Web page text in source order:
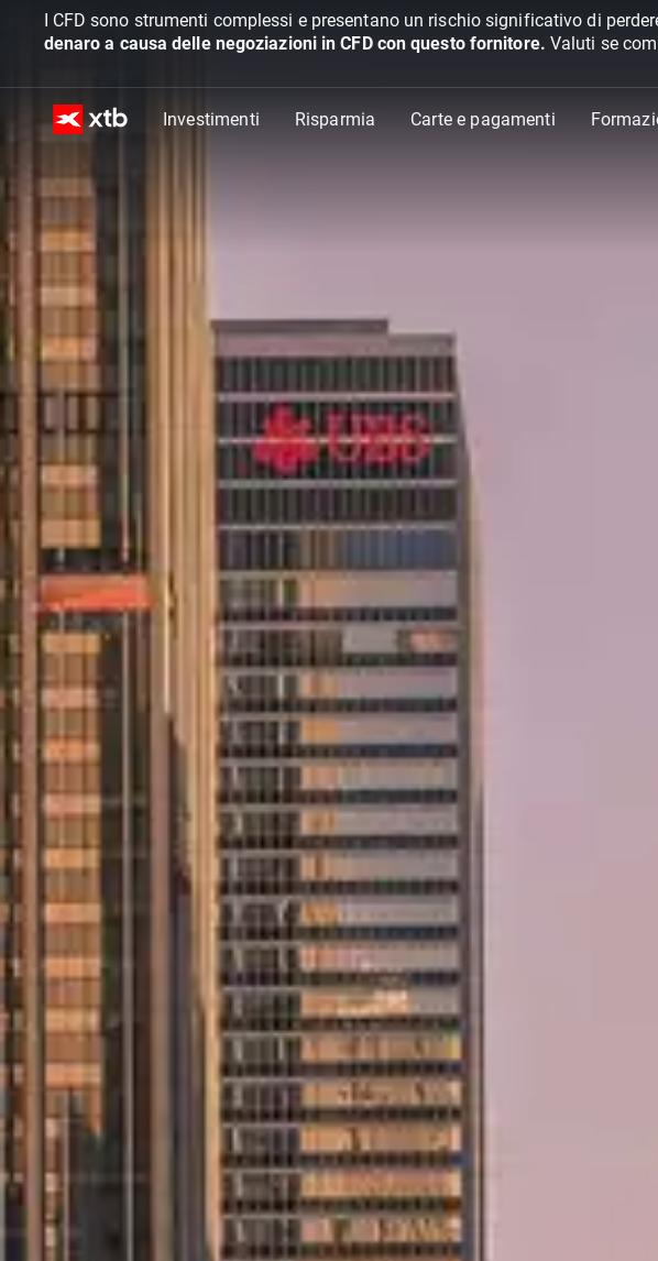
I CFD sono strumenti complessi e presentano un rischio significativo di
denaro a causa delle negoziazioni in CFD con questo fornitore. Valuti se
Investimenti Risparmia Carte e pagamenti